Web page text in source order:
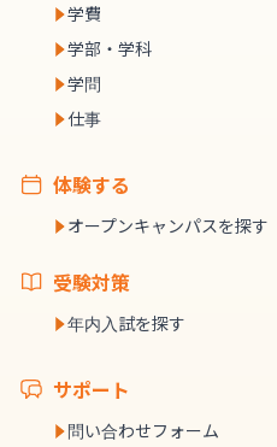
学費
学部・学科
学問
仕事
体験する
オープンキャンパスを探す
受験対策
年内入試を探す
サポート
問い合わせフォーム